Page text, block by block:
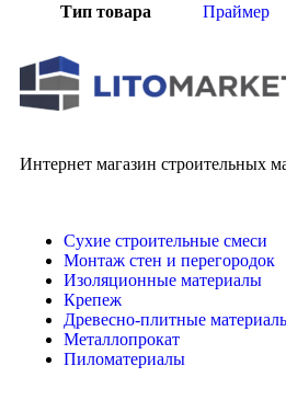
Тип товара
Праймер
Интернет магазин строительных
Сухие строительные смеси
Монтаж стен и перегородок
Изоляционные материалы
Крепеж
Древесно-плитные
Металлопрокат
Пиломатериалы